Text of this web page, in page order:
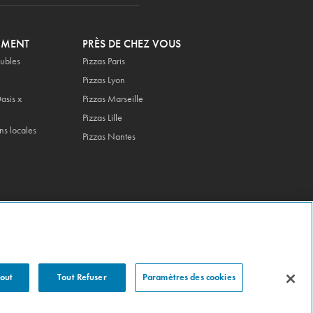
x
locales
PRÈS DE CHEZ VOUS
Pizzas Paris
Pizzas Lyon
Pizzas Marseille
Pizzas Lille
Pizzas Nantes
Tout Refuser Paramètres des cookies